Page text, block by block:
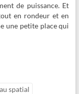
de puissance. Et
en rondeur et en
une petite place qui
spatial